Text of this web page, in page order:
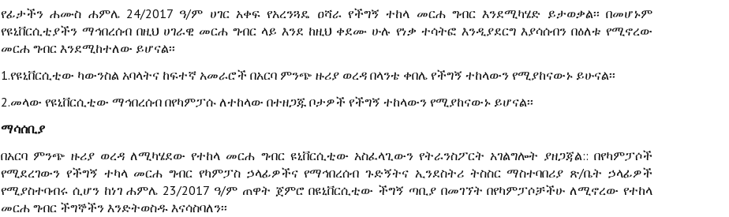
የፊታችን ሐሙስ ሐምሌ 24/2017 ዓ/ም ሀገር አቀፍ የአረንጓዴ ዐሻራ የችግኝ ተከላ መርሐ ግብር እንደሚካሄድ ይታወቃል፡፡ በመሆኑም
የዩኒቨርሲቲያችን ማኅበረሰብ በዚህ ሀገራዊ መርሐ ግብር ላይ እንደ ከዚህ ቀደሙ ሁሉ የነቃ ተሳትፎ እንዲያደርግ እያሳሰብን በዕለቱ የሚኖረው
መርሐ ግብር እንደሚከተለው ይሆናል፡፡
1.የዩኒቨርሲቲው ካውንስል አባላትና ከፍተኛ አመራሮች በአርባ ምንጭ ዙሪያ ወረዳ በላንቴ ቀበሌ የችግኝ ተከላውን የሚያከናውኑ ይሁናል፡፡
2.መላው የዩኒቨርሲቲው ማኅበረሰብ በየካምፓሱ ለተከላው በተዘጋጁ ቦታዎች የችግኝ ተከላውን የሚያከናውኑ ይሆናል፡፡
ማሳሰቢያ
በአርባ ምንጭ ዙሪያ ወረዳ ለሚካሄደው የተከላ መርሐ ግብር ዩኒቨርሲቲው አስፈላጊውን የትራንስፖርት አገልግሎት ያዘጋጃል:: በየካምፓሶች
የሚደረገውን የችግኝ ተካላ መርሐ ግብር የካምፓስ ኃላፊዎችና የማኅበረሰብ ጉድኝትና ኢንደስትሪ ትስስር ማስተባበሪያ ጽ/ቤት ኃላፊዎች
የሚያስተባብሩ ሲሆን ከነገ ሐምሌ 23/2017 ዓ/ም ጠዋት ጀምሮ በዩኒቨርሲቲው ችግኝ ጣቢያ በመገኘት በየካምፓሶቻችሁ ለሚኖረው የተከላ
መርሐ ግብር ችግኞችን እንድትወስዱ እናሳስባለን፡፡